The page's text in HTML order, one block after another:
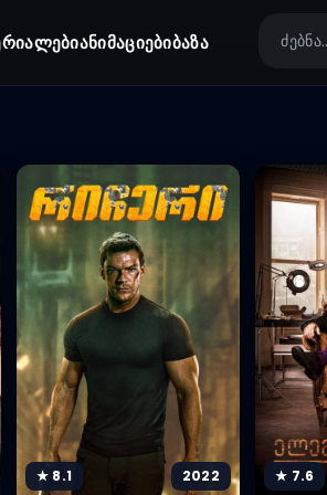
ანიმაციებიბაზა
★ 8.1 2022 ★ 7.6